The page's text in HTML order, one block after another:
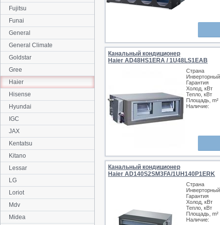
Канальный кондиционер
Haier AD48HS1ERA / 1U48LS1EAB
Страна
Инверторный
Гарантия
Холод, кВт
Тепло, кВт
Площадь, m²
Наличие:
Канальный кондиционер
Haier AD140S2SM3FA/1UH140P1ERK
Страна
Инверторный
Гарантия
Холод, кВт
Тепло, кВт
Площадь, m²
Наличие:
Fujitsu
Funai
General
General Climate
Goldstar
Gree
Haier
Hisense
Hyundai
IGC
JAX
Kentatsu
Kitano
Lessar
LG
Loriot
Mdv
Midea